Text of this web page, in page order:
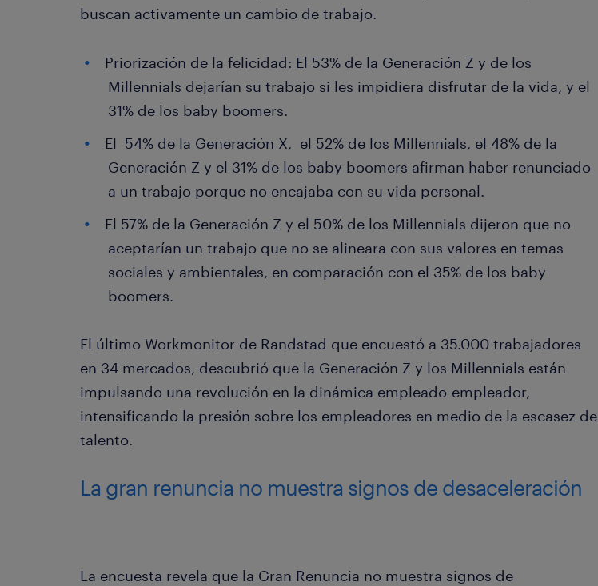
buscan activamente un cambio de trabajo.
Priorización de la felicidad: El 53% de la Generación Z y de los
Millennials dejarían su trabajo si les impidiera disfrutar de la vida, y el
31% de los baby boomers.
El 54% de la Generación X, el 52% de los Millennials, el 48% de la
Generación Z y el 31% de los baby boomers afirman haber renunciado
a un trabajo porque no encajaba con su vida personal.
El 57% de la Generación Z y el 50% de los Millennials dijeron que no
aceptarían un trabajo que no se alineara con sus valores en temas
sociales y ambientales, en comparación con el 35% de los baby
boomers.
El último Workmonitor de Randstad que encuestó a 35.000 trabajadores
en 34 mercados, descubrió que la Generación Z y los Millennials están
impulsando una revolución en la dinámica empleado-empleador,
intensificando la presión sobre los empleadores en medio de la escasez de
talento.
La gran renuncia no muestra signos de desaceleración
La encuesta revela que la Gran Renuncia no muestra signos de